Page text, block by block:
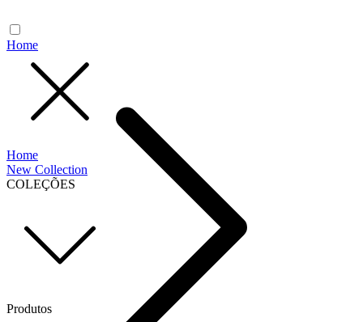
Home
New Collection
COLEÇÕES
Produtos
Home